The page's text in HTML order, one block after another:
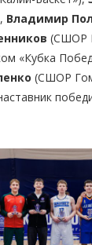
Владимир
(СШОР
«Кубка
(СШОР